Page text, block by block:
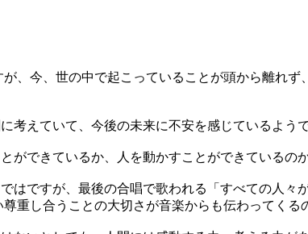
、今、世の中で起こっていることが頭から離れず
えていて、今後の未来に不安を感じているようで
できているか、人を動かすことができているの
ですが、最後の合唱で歌われる「すべての人々
重し合うことの大切さが音楽からも伝わってくる